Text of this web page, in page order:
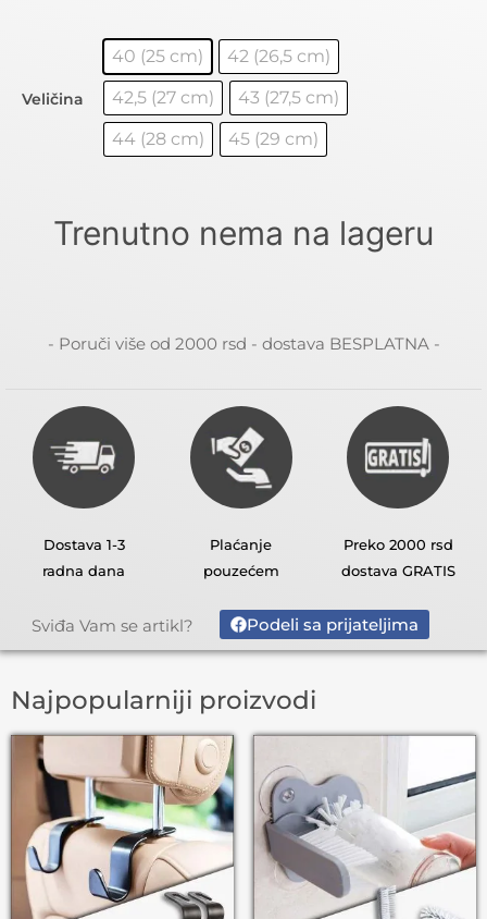
Veličina
40 (25 cm)
42 (26,5 cm)
42,5 (27 cm)
43 (27,5 cm)
44 (28 cm)
45 (29 cm)
Trenutno nema na lageru
- Poruči više od 2000 rsd - dostava BESPLATNA -
Dostava 1-3
radna dana
Plaćanje
pouzećem
Preko 2000 rsd
dostava GRATIS
Sviđa Vam se artikl? Podeli sa prijateljima
Najpopularniji proizvodi